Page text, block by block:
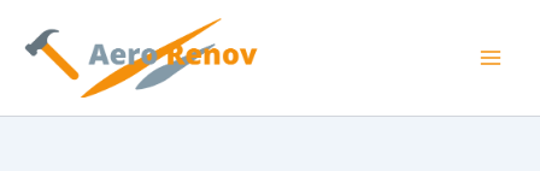
contenu